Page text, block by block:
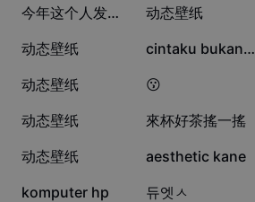
Caption templates
More
Recap templates
Newsroom
About CapCut's Terms of Service
Dreamina Seedance 2.0 Launch
1.8萬 今年这个人发大财 1.6萬
动态壁纸
8441
动态壁纸 6280 cintaku bukan di
1927
动态壁纸 1632
😗
1148
动态壁纸 958
來杯好茶搖一搖
640
动态壁纸 47
aesthetic kane
10
komputer hp 4
듀엣ㅅ